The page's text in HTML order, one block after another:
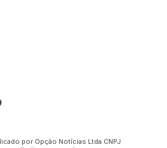
por Opção Notícias Ltda CNPJ